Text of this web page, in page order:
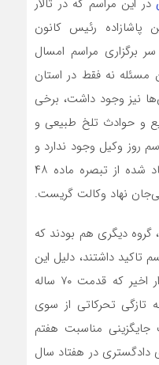
در این مراسم که در تالار
پاشازاده رئیس کانون
برگزاری مراسم امسال
مسئله نه فقط در استان
نیز وجود داشت، برخی
و حوادث تلخ طبیعی و
روز وکیل وجود ندارد و
به خصوص با توجه وضعیت ایجاد شده از تبصره ماده ۴۸
نهاد وکالت گریست.
گروه دیگری هم بودند که
تاکید داشتند، دلیل این
اصرار نه نادیده گرفتن وقایع ناگوار اخیر که قدمت ۷۰ ساله
تازگی تحرکاتی از سوی
مناسبت هفتم
دادگستری در هفتاد سال